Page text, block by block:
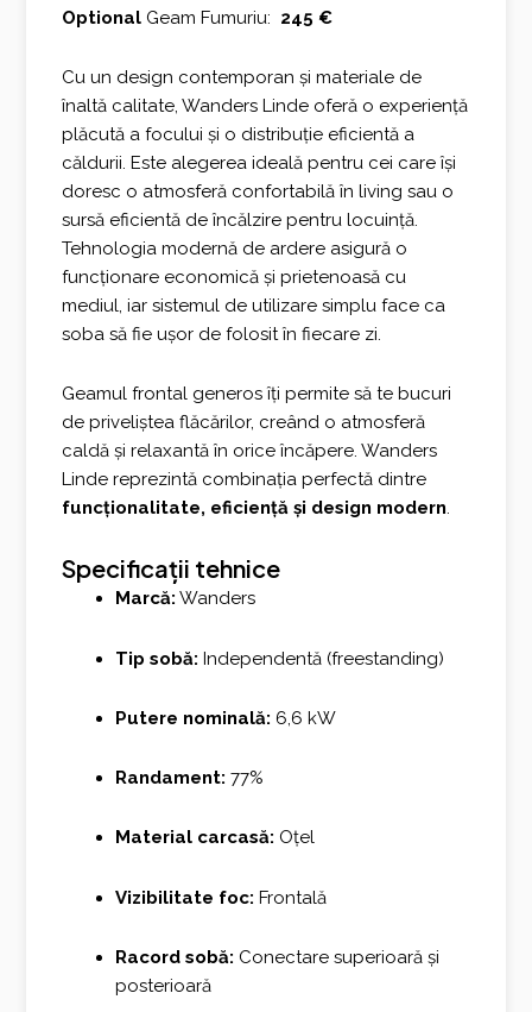
Optional Geam Fumuriu: 245 €
Cu un design contemporan și materiale de
înaltă calitate, Wanders Linde oferă o experiență
plăcută a focului și o distribuție eficientă a
căldurii. Este alegerea ideală pentru cei care își
doresc o atmosferă confortabilă în living sau o
sursă eficientă de încălzire pentru locuință.
Tehnologia modernă de ardere asigură o
funcționare economică și prietenoasă cu
mediul, iar sistemul de utilizare simplu face ca
soba să fie ușor de folosit în fiecare zi.
Geamul frontal generos îți permite să te bucuri
de priveliștea flăcărilor, creând o atmosferă
caldă și relaxantă în orice încăpere. Wanders
Linde reprezintă combinația perfectă dintre
funcționalitate, eficiență și design modern.
Specificații tehnice
Marcă: Wanders
Tip sobă: Independentă (freestanding)
Putere nominală: 6,6 kW
Randament: 77%
Material carcasă: Oțel
Vizibilitate foc: Frontală
Racord sobă: Conectare superioară și
posterioară